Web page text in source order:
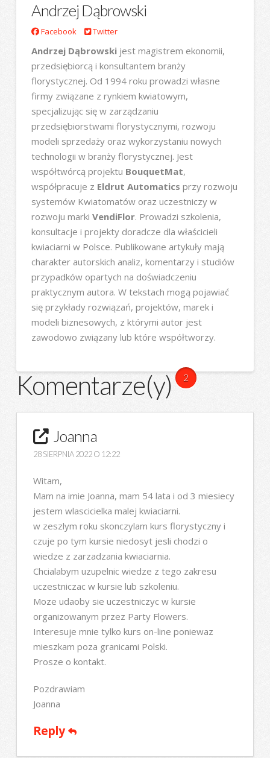
Andrzej Dąbrowski
Facebook Twitter
Andrzej Dąbrowskijest magistrem ekonomii,
przedsiębiorcą i konsultantem branży
florystycznej. Od 1994 roku prowadzi własne
firmy związane z rynkiem kwiatowym,
specjalizując się w zarządzaniu
przedsiębiorstwami florystycznymi, rozwoju
modeli sprzedaży oraz wykorzystaniu nowych
technologii w branży florystycznej. Jest
współtwórcą projektu BouquetMat,
współpracuje z Eldrut Automatics przy rozwoju
systemów Kwiatomatów oraz uczestniczy w
rozwoju marki VendiFlor. Prowadzi szkolenia,
konsultacje i projekty doradcze dla właścicieli
kwiaciarni w Polsce. Publikowane artykuły mają
charakter autorskich analiz, komentarzy i studiów
przypadków opartych na doświadczeniu
praktycznym autora. W tekstach mogą pojawiać
się przykłady rozwiązań, projektów, marek i
modeli biznesowych, z którymi autor jest
zawodowo związany lub które współtworzy.
Komentarze(y) 2
Joanna
28 SIERPNIA 2022 O 12:22
Witam,
Mam na imie Joanna, mam 54 lata i od 3 miesiecy
jestem wlascicielka malej kwiaciarni.
w zeszlym roku skonczylam kurs florystyczny i
czuje po tym kursie niedosyt jesli chodzi o
wiedze z zarzadzania kwiaciarnia.
Chcialabym uzupelnic wiedze z tego zakresu
uczestniczac w kursie lub szkoleniu.
Moze udaoby sie uczestniczyc w kursie
organizowanym przez Party Flowers.
Interesuje mnie tylko kurs on-line poniewaz
mieszkam poza granicami Polski.
Prosze o kontakt.
Pozdrawiam
Joanna
Reply